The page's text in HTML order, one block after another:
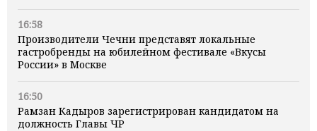
16:58
Производители Чечни представят локальные
гастробренды на юбилейном фестивале «Вкусы
России» в Москве
16:50
Рамзан Кадыров зарегистрирован кандидатом на
должность Главы ЧР